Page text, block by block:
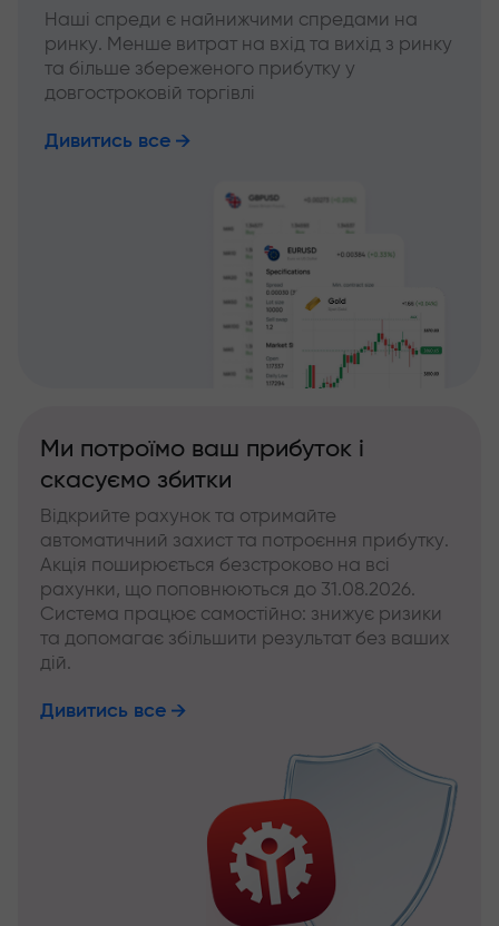
Наші спреди є найнижчими спредами на
ринку. Менше витрат на вхід та вихід з ринку
та більше збереженого прибутку у
довгостроковій торгівлі
Дивитись все
Ми потроїмо ваш прибуток і
скасуємо збитки
Відкрийте рахунок та отримайте
автоматичний захист та потроєння прибутку.
Акція поширюється безстроково на всі
рахунки, що поповнюються до 31.08.2026.
Система працює самостійно: знижує ризики
та допомагає збільшити результат без ваших
дій.
Дивитись все